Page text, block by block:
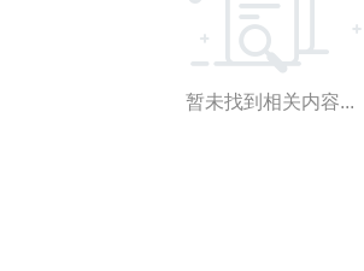
暂未找到相关内容...